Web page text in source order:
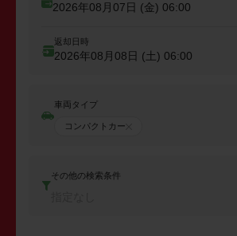
2026年08月07日 (金) 06:00
返却日時
2026年08月08日 (土) 06:00
車両タイプ
コンパクトカー
その他の検索条件